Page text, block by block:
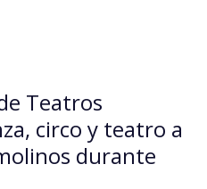
Teatros
circo y teatro a
durante